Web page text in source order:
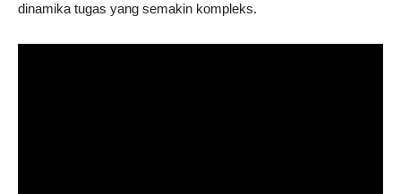
dinamika tugas yang semakin kompleks.